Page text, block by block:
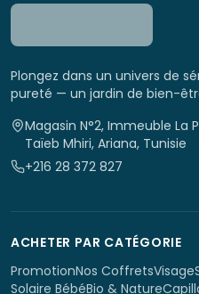
Plongez dans un univers de
pureté — un jardin de bien-
Magasin N°2, Immeuble La
Taïeb Mhiri, Ariana, Tunisie
+216 28 372 827
ACHETER PAR CATÉGORIE
PromotionNos CoffretsVisage
Solaire BébéBio & Nature